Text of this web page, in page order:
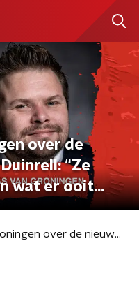
over de
“Ze
wat er ooit
Thomas van Groningen over de nieuwe achtbaan in Duinrell: “Ze brengen een ode aan wat er ooit stond”